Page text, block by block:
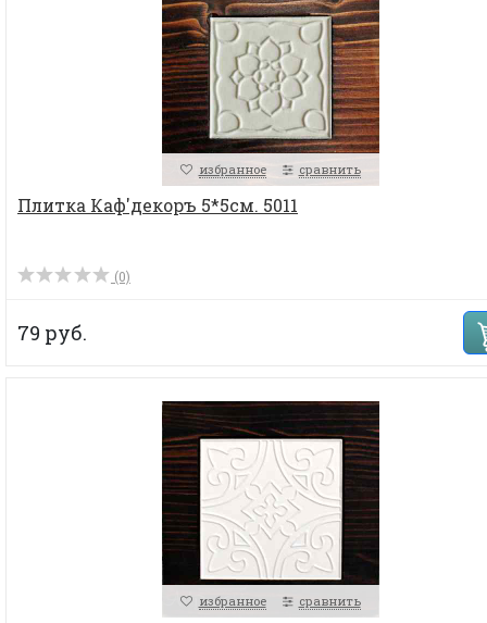
избранное сравнить
Плитка Каф'декоръ 5*5см. 5011
(0)
79 руб.
избранное сравнить